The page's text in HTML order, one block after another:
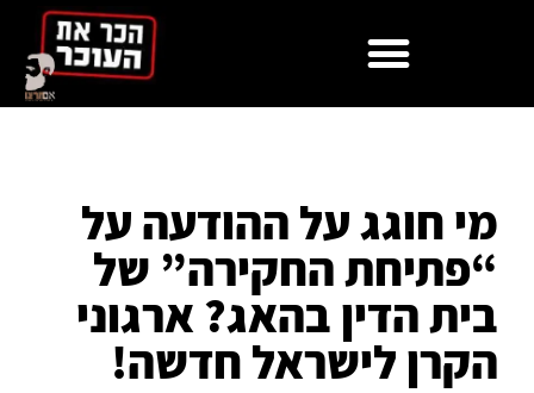
מי חוגג על ההודעה על
“פתיחת החקירה” של
בית הדין בהאג? ארגוני
הקרן לישראל חדשה!